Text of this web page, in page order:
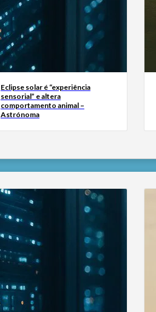
Eclipse solar é “experiência
sensorial” e altera
comportamento animal –
Astrónoma